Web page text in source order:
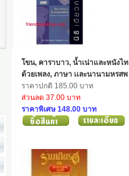
โขน, คาราบาว, น้ำเน่าและหนังไ
ด้วยเพลง, ภาษา เเละนานามหรสพ
ราคาปกติ 185.00 บาท
ส่วนลด 37.00 บาท
ราคาพิเศษ 148.00 บาท